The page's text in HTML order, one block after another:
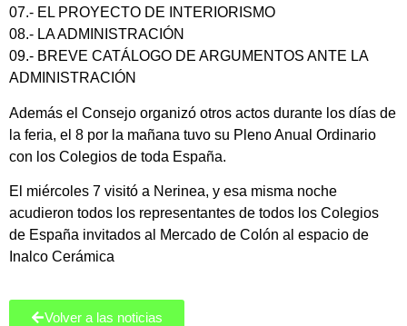
07.- EL PROYECTO DE INTERIORISMO
08.- LA ADMINISTRACIÓN
09.- BREVE CATÁLOGO DE ARGUMENTOS ANTE LA
ADMINISTRACIÓN
Además el Consejo organizó otros actos durante los días de
la feria, el 8 por la mañana tuvo su Pleno Anual Ordinario
con los Colegios de toda España.
El miércoles 7 visitó a Nerinea, y esa misma noche
acudieron todos los representantes de todos los Colegios
de España invitados al Mercado de Colón al espacio de
Inalco Cerámica
Volver a las noticias